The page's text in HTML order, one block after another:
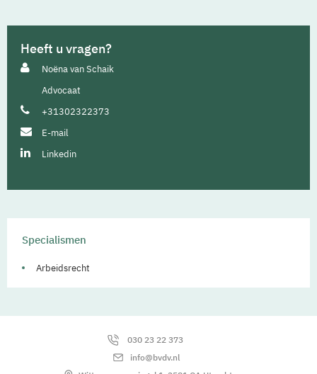
Heeft u vragen?
Noëna van Schaik
Advocaat
+31302322373
E-mail
Linkedin
Specialismen
Arbeidsrecht
030 23 22 373
info@bvdv.nl